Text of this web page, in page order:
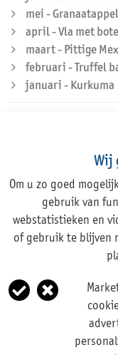
mei - Granaatappel
april - Vla met
maart - Pittige
februari - Truffel
januari - Kurkuma
Adres
Rechte Tocht 1,
+31 (0)75 631
Wij
Om u zo goed
gebruik van
webstatistieken en
of gebruik te blijven